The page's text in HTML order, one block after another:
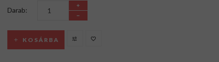
Darab:
KOSÁRBA